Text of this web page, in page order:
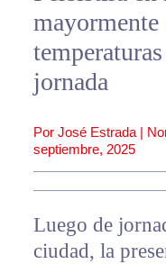
mayormente
jornada
Por José Estrada |
septiembre, 2025
Luego de
ciudad, la